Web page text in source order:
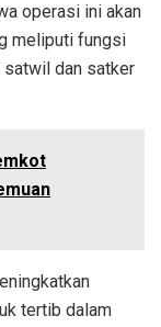
operasi ini akan
meliputi fungsi
satwil dan satker
tertib dalam